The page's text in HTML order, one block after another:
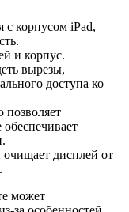
с корпусом iPad,
и корпус.
вырезы,
доступа ко
обеспечивает
дисплей от
может